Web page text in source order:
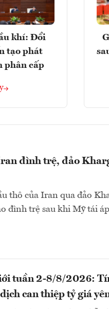
khí: Đổi
tạo phát
phân cấp
đình trệ, đảo
thô của Iran qua đảo
đình trệ sau khi Mỹ tái
tuần 2-8/8/2026:
can thiệp tỷ giá